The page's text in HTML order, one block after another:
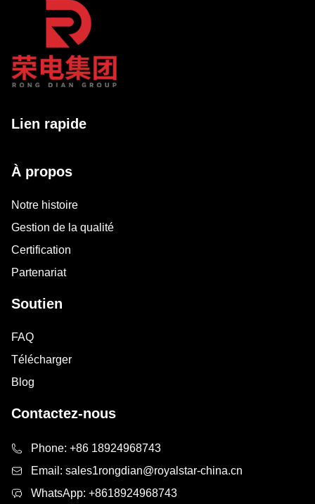
Lien rapide
À propos
Notre histoire
Gestion de la qualité
Certification
Partenariat
Soutien
FAQ
Télécharger
Blog
Contactez-nous
Phone: +86 18924968743
Email: sales1rongdian@royalstar-china.cn
WhatsApp: +8618924968743